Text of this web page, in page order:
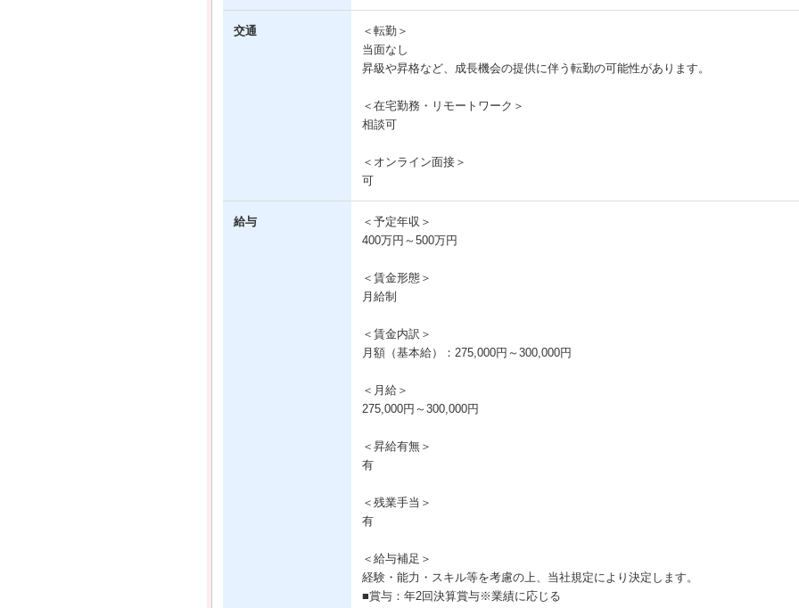
交通
＜転勤＞
当面なし
昇級や昇格など、成長機会の提供に伴う転勤の可能性があります。
＜在宅勤務・リモートワーク＞
相談可
＜オンライン面接＞
可
給与
＜予定年収＞
400万円～500万円
＜賃金形態＞
月給制
＜賃金内訳＞
月額（基本給）：275,000円～300,000円
＜月給＞
275,000円～300,000円
＜昇給有無＞
有
＜残業手当＞
有
＜給与補足＞
経験・能力・スキル等を考慮の上、当社規定により決定します。
■賞与：年2回決算賞与※業績に応じる